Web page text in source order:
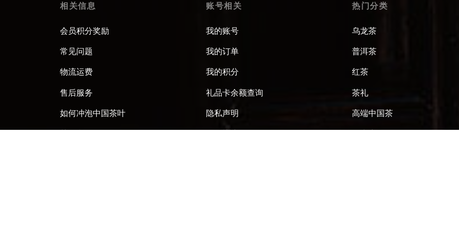
相关信息
会员积分奖励
常见问题
物流运费
售后服务
如何冲泡中国茶叶
关于我们
账号相关
我的账号
我的订单
我的积分
礼品卡余额查询
隐私声明
服务协议
热门分类
乌龙茶
普洱茶
红茶
茶礼
高端中国茶
正山堂